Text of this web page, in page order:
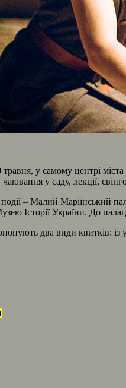
у самому центрі
у саду, лекції,
– Малий Маріїнський
Історії України. До
два види квитків: із